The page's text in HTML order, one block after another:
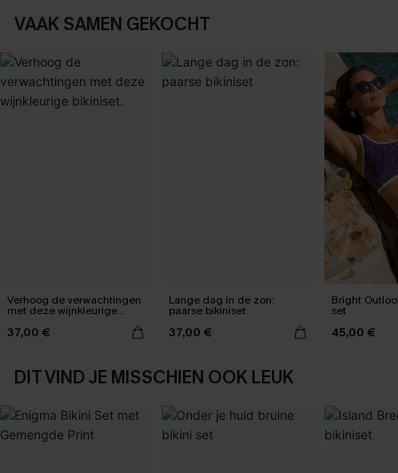
VAAK SAMEN GEKOCHT
Verhoog de verwachtingen
met deze wijnkleurige
37,00 €
Lange dag in de zon:
paarse bikiniset
37,00 €
Bright
set
45,00 €
DIT VIND JE MISSCHIEN OOK LEUK